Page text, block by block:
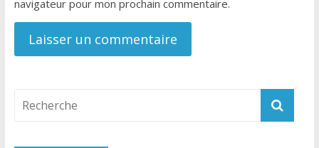
navigateur pour mon prochain commentaire.